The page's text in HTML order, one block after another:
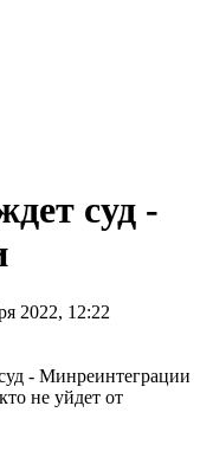
суд -
2022, 12:22
не уйдет от